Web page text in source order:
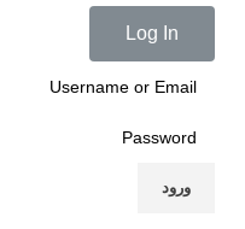
Log In
ورود